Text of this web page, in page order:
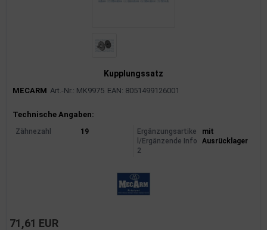
Kupplungssatz
MECARM Art.-Nr.: MK9975 EAN: 8051499126001
Produktinformationen
Technische Angaben:
Zähnezahl 19
Ergänzungsartike
l/Ergänzende Info
2
mit
Ausrücklager
71,61 EUR